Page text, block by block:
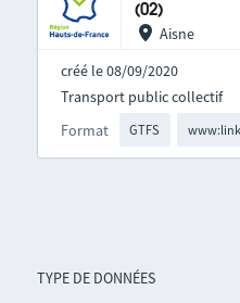
TYPE DE DONNÉES
(02)
Aisne
créé le 08/09/2020
Format GTFS
Transport public collectif